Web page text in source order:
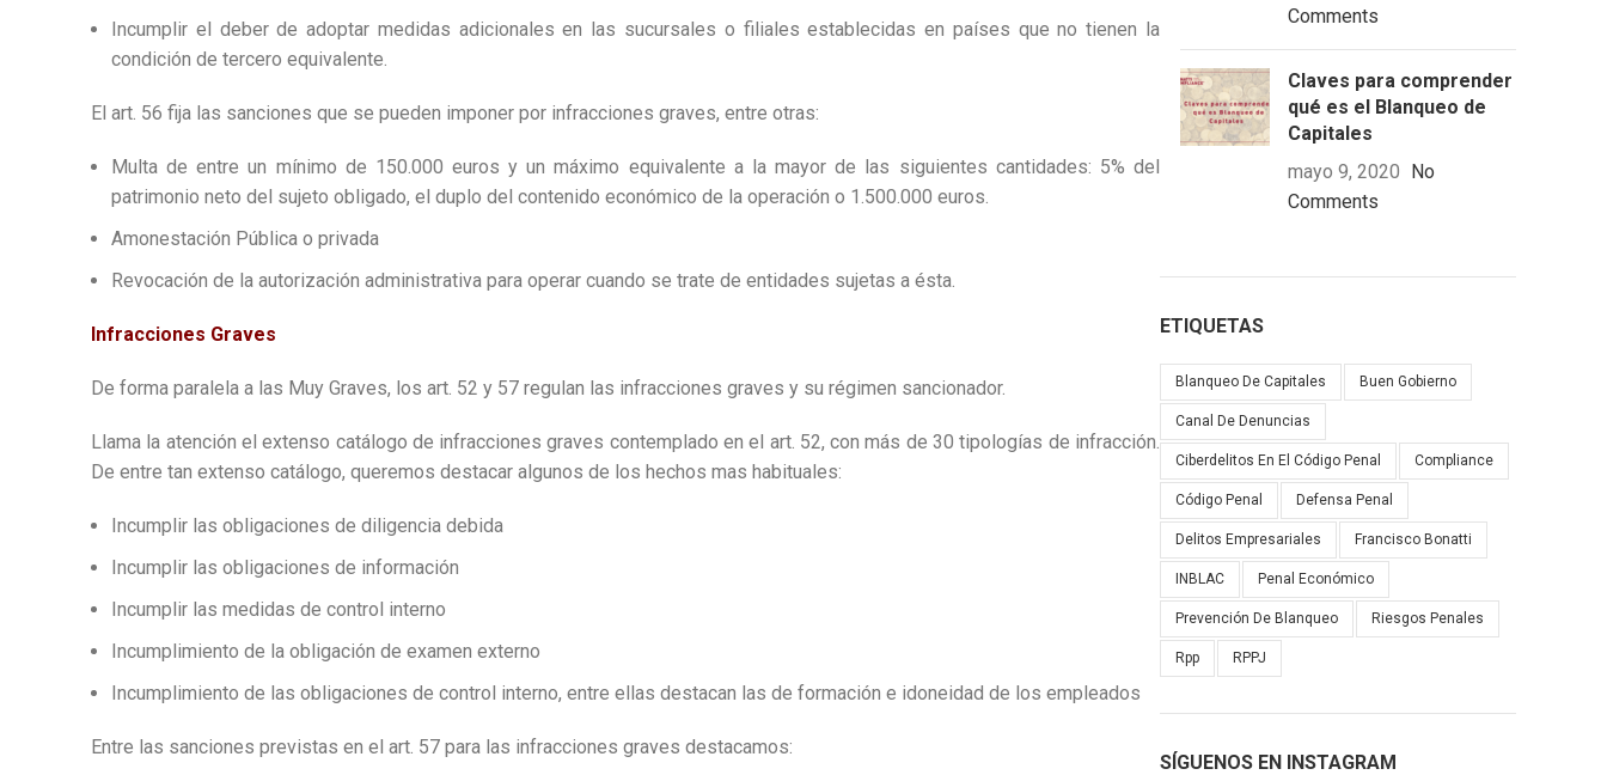
Incumplir el deber de adoptar medidas adicionales en las sucursales o filiales establecidas en países que no tienen la
condición de tercero equivalente.
El art. 56 fija las sanciones que se pueden imponer por infracciones graves, entre otras:
Multa de entre un mínimo de 150.000 euros y un máximo equivalente a la mayor de las siguientes cantidades: 5% del
patrimonio neto del sujeto obligado, el duplo del contenido económico de la operación o 1.500.000 euros.
Amonestación Pública o privada
Revocación de la autorización administrativa para operar cuando se trate de entidades sujetas a ésta.
Infracciones Graves
De forma paralela a las Muy Graves, los art. 52 y 57 regulan las infracciones graves y su régimen sancionador.
Llama la atención el extenso catálogo de infracciones graves contemplado en el art. 52, con más de 30 tipologías de infracción.
De entre tan extenso catálogo, queremos destacar algunos de los hechos mas habituales:
Incumplir las obligaciones de diligencia debida
Incumplir las obligaciones de información
Incumplir las medidas de control interno
Incumplimiento de la obligación de examen externo
Incumplimiento de las obligaciones de control interno, entre ellas destacan las de formación e idoneidad de los empleados
Entre las sanciones previstas en el art. 57 para las infracciones graves destacamos:
Comments
Claves para comprender
qué es el Blanqueo de
Capitales
mayo 9, 2020 No
Comments
ETIQUETAS
Blanqueo De Capitales Buen Gobierno
Canal De Denuncias
Ciberdelitos En El Código Penal Compliance
Código Penal Defensa Penal
Delitos Empresariales Francisco Bonatti
INBLAC Penal Económico
Prevención De Blanqueo Riesgos Penales
Rpp RPPJ
SÍGUENOS EN INSTAGRAM